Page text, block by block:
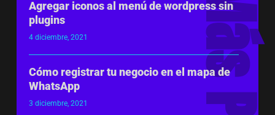
Agregar iconos al menú de wordpress sin
plugins
4 diciembre, 2021
Cómo registrar tu negocio en el mapa de
WhatsApp
3 diciembre, 2021